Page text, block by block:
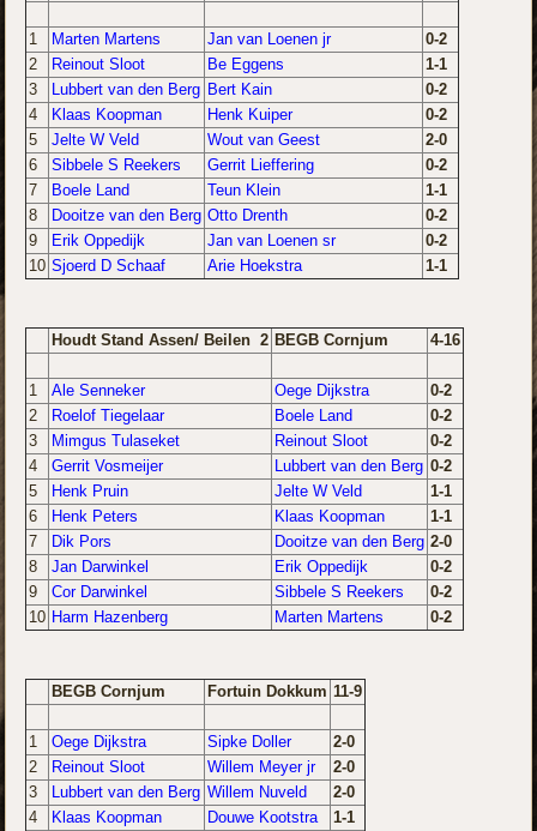
1 Marten Martens Jan van Loenen jr
0-2
2
Reinout Sloot Be Eggens
1-1
3
Lubbert van den Berg Bert Kain
0-2
4
Klaas Koopman Henk Kuiper
0-2
5
Jelte W Veld Wout van Geest
2-0
6
Sibbele S Reekers Gerrit Lieffering
0-2
7
Boele Land Teun Klein
1-1
8
Dooitze van den Berg Otto Drenth
0-2
9
Erik Oppedijk Jan van Loenen sr
0-2
10 Sjoerd D Schaaf Arie Hoekstra 1-1
Houdt Stand Assen/ Beilen 2 BEGB Cornjum 4-16
1 Ale Senneker Oege Dijkstra
0-2
2
Roelof Tiegelaar Boele Land
0-2
3
Mimgus Tulaseket Reinout Sloot
0-2
4
Gerrit Vosmeijer Lubbert van den Berg 0-2
5
Henk Pruin Jelte W Veld
1-1
6
Henk Peters Klaas Koopman
1-1
7
Dik Pors Dooitze van den Berg 2-0
8
Jan Darwinkel Erik Oppedijk
0-2
9
Cor Darwinkel Sibbele S Reekers
0-2
10 Harm Hazenberg Marten Martens 0-2
BEGB Cornjum Fortuin Dokkum 11-9
1 Oege Dijkstra Sipke Doller
2-0
2
Reinout Sloot Willem Meyer jr
2-0
3
Lubbert van den Berg Willem Nuveld
2-0
4
Klaas Koopman Douwe Kootstra
1-1